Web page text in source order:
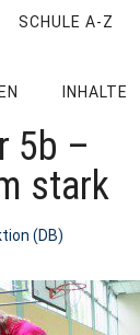
SCHULE A-Z
INHALTE
5b –
stark
(DB)